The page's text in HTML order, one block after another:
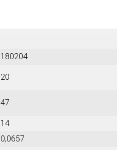
180204
20
47
14
0,0657